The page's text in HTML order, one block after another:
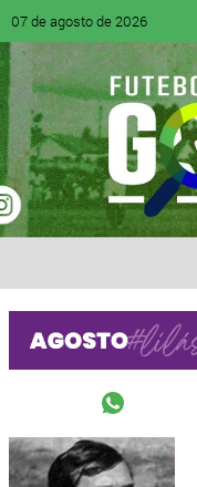
07 de agosto de 2026